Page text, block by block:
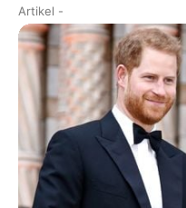
Artikel -